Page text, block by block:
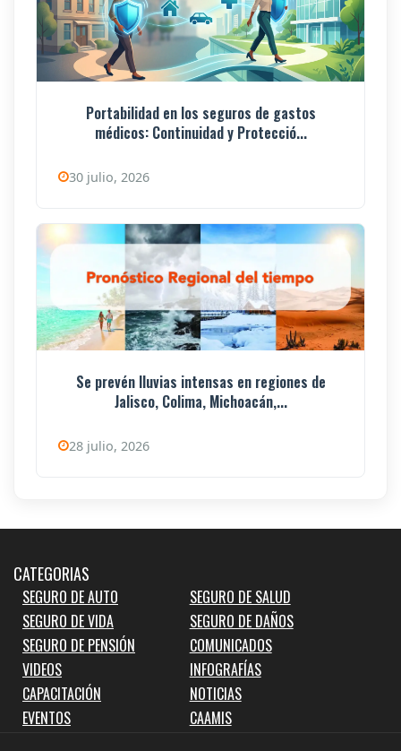
Portabilidad en los seguros de gastos
médicos: Continuidad y Protecció...
30 julio, 2026
Se prevén lluvias intensas en regiones de
Jalisco, Colima, Michoacán,...
28 julio, 2026
CATEGORIAS
SEGURO DE AUTO
SEGURO DE SALUD
SEGURO DE VIDA
SEGURO DE DAÑOS
SEGURO DE PENSIÓN
COMUNICADOS
VIDEOS
INFOGRAFÍAS
CAPACITACIÓN
NOTICIAS
EVENTOS
CAAMIS